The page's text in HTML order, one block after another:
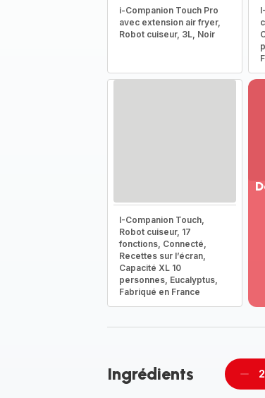
i-Companion Touch Pro
avec extension air fryer,
Robot cuiseur, 3L, Noir
I-Companion Touch,
Robot cuiseur, 17
fonctions, Connecté,
Recettes sur l’écran,
Capacité XL 10
personnes, Eucalyptus,
Fabriqué en France
Ingrédients